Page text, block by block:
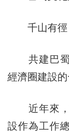
千山有徑
共建巴蜀
經濟圈建設的
近年來，
設作為工作